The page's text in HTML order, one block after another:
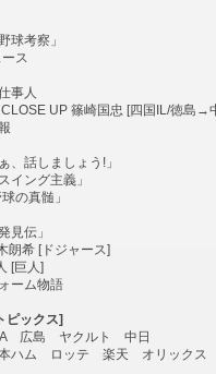
球考察」
ス
事人
CLOSE UP 篠崎国忠 [四国IL/徳島→
、話しましょう!」
イング主義」
の真髄」
見伝」
朗希 [ドジャース]
[巨人]
ーム物語
ピックス]
広島 ヤクルト 中日
ハム ロッテ 楽天 オリックス